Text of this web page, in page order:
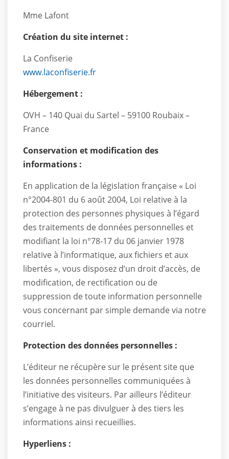
Mme Lafont
Création du site internet :
La Confiserie
www.laconfiserie.fr
Hébergement :
OVH – 140 Quai du Sartel – 59100 Roubaix –
France
Conservation et modification des
informations :
En application de la législation française « Loi
n°2004-801 du 6 août 2004, Loi relative à la
protection des personnes physiques à l’égard
des traitements de données personnelles et
modifiant la loi n°78-17 du 06 janvier 1978
relative à l’informatique, aux fichiers et aux
libertés », vous disposez d’un droit d’accès, de
modification, de rectification ou de
suppression de toute information personnelle
vous concernant par simple demande via notre
courriel.
Protection des données personnelles :
L’éditeur ne récupère sur le présent site que
les données personnelles communiquées à
l’initiative des visiteurs. Par ailleurs l’éditeur
s’engage à ne pas divulguer à des tiers les
informations ainsi recueillies.
Hyperliens :